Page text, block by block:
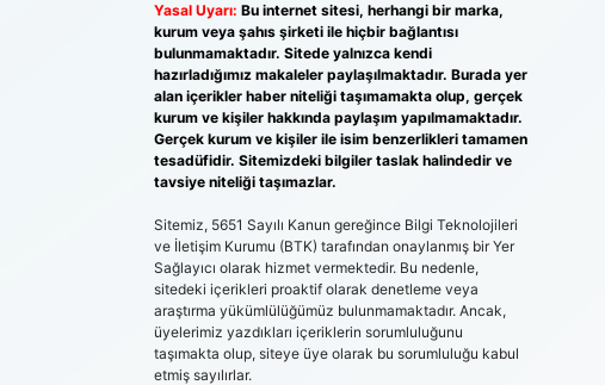
Yasal Uyarı: Bu internet sitesi, herhangi bir marka,
kurum veya şahıs şirketi ile hiçbir bağlantısı
bulunmamaktadır. Sitede yalnızca kendi
hazırladığımız makaleler paylaşılmaktadır. Burada yer
alan içerikler haber niteliği taşımamakta olup, gerçek
kurum ve kişiler hakkında paylaşım yapılmamaktadır.
Gerçek kurum ve kişiler ile isim benzerlikleri tamamen
tesadüfidir. Sitemizdeki bilgiler taslak halindedir ve
tavsiye niteliği taşımazlar.
Sitemiz, 5651 Sayılı Kanun gereğince Bilgi Teknolojileri
ve İletişim Kurumu (BTK) tarafından onaylanmış bir Yer
Sağlayıcı olarak hizmet vermektedir. Bu nedenle,
sitedeki içerikleri proaktif olarak denetleme veya
araştırma yükümlülüğümüz bulunmamaktadır. Ancak,
üyelerimiz yazdıkları içeriklerin sorumluluğunu
taşımakta olup, siteye üye olarak bu sorumluluğu kabul
etmiş sayılırlar.